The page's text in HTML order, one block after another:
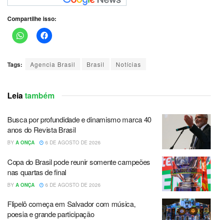
Compartilhe isso:
Tags: Agencia Brasil Brasil Notícias
Leiatambém
Busca por profundidade e dinamismo marca 40
anos do Revista Brasil
BY A ONÇA 6 DE AGOSTO DE 2026
Copa do Brasil pode reunir somente campeões
nas quartas de final
BY A ONÇA 6 DE AGOSTO DE 2026
Flipelô começa em Salvador com música,
poesia e grande participação